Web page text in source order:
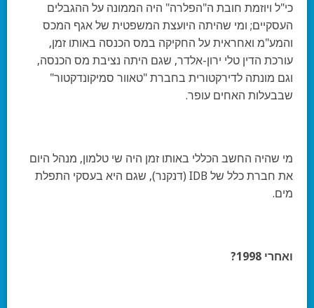
כי"ל ויוזמת חובת ה"הפלרה" היה הממונה על ההגבלים
העסקיים; ומי שהיתה היועצת המשפטית של אגף המכס
והמע"מ ואחראית על החקיקה במס הכנסה באותו זמן,
עורכת הדין טלי ירון-אלדר, שגם היתה נציבת מס הכנסה,
וגם מונתה לדירקטורית בחברת "טאוור סמיקונדקטור"
שבבעלות האחים עופר.
מי שהיה החשב הכללי באותו זמן היה שי טלמון, מנהל היום
את חברת כלל של IDB (דנקנר), שגם היא בעסקי התפלת
מים.
ואחרי 1998?